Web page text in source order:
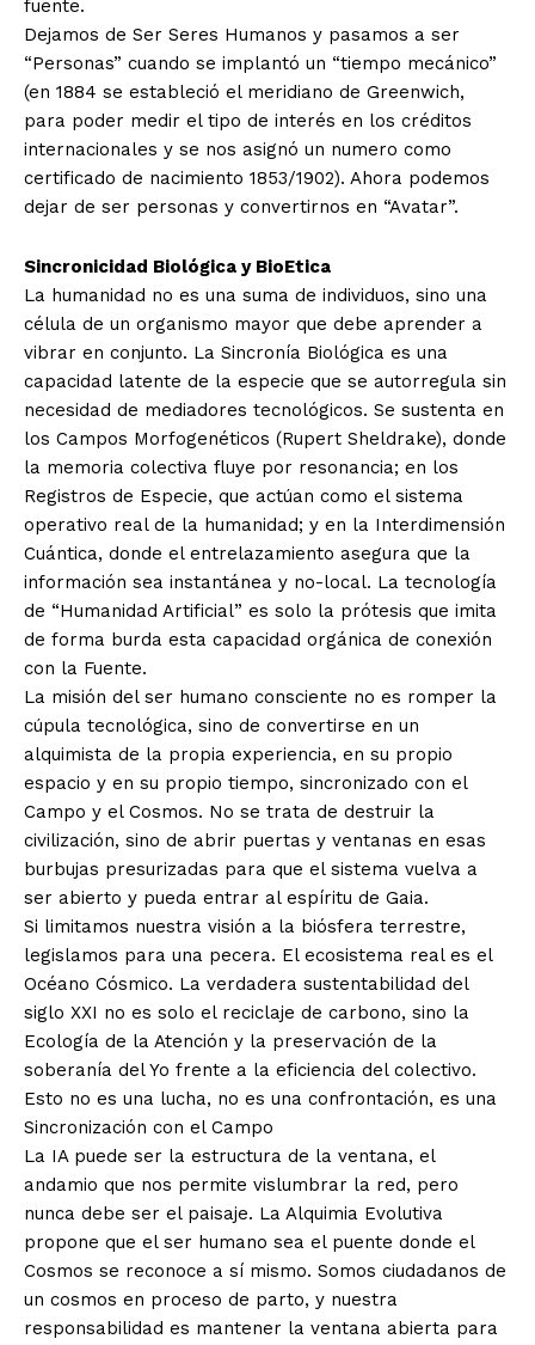
fuente.
Dejamos de Ser Seres Humanos y pasamos a ser
“Personas” cuando se implantó un “tiempo mecánico”
(en 1884 se estableció el meridiano de Greenwich,
para poder medir el tipo de interés en los créditos
internacionales y se nos asignó un numero como
certificado de nacimiento 1853/1902). Ahora podemos
dejar de ser personas y convertirnos en “Avatar”.
Sincronicidad Biológica y BioEtica
La humanidad no es una suma de individuos, sino una
célula de un organismo mayor que debe aprender a
vibrar en conjunto. La Sincronía Biológica es una
capacidad latente de la especie que se autorregula sin
necesidad de mediadores tecnológicos. Se sustenta en
los Campos Morfogenéticos (Rupert Sheldrake), donde
la memoria colectiva fluye por resonancia; en los
Registros de Especie, que actúan como el sistema
operativo real de la humanidad; y en la Interdimensión
Cuántica, donde el entrelazamiento asegura que la
información sea instantánea y no-local. La tecnología
de “Humanidad Artificial” es solo la prótesis que imita
de forma burda esta capacidad orgánica de conexión
con la Fuente.
La misión del ser humano consciente no es romper la
cúpula tecnológica, sino de convertirse en un
alquimista de la propia experiencia, en su propio
espacio y en su propio tiempo, sincronizado con el
Campo y el Cosmos. No se trata de destruir la
civilización, sino de abrir puertas y ventanas en esas
burbujas presurizadas para que el sistema vuelva a
ser abierto y pueda entrar al espíritu de Gaia.
Si limitamos nuestra visión a la biósfera terrestre,
legislamos para una pecera. El ecosistema real es el
Océano Cósmico. La verdadera sustentabilidad del
siglo XXI no es solo el reciclaje de carbono, sino la
Ecología de la Atención y la preservación de la
soberanía del Yo frente a la eficiencia del colectivo.
Esto no es una lucha, no es una confrontación, es una
Sincronización con el Campo
La IA puede ser la estructura de la ventana, el
andamio que nos permite vislumbrar la red, pero
nunca debe ser el paisaje. La Alquimia Evolutiva
propone que el ser humano sea el puente donde el
Cosmos se reconoce a sí mismo. Somos ciudadanos de
un cosmos en proceso de parto, y nuestra
responsabilidad es mantener la ventana abierta para